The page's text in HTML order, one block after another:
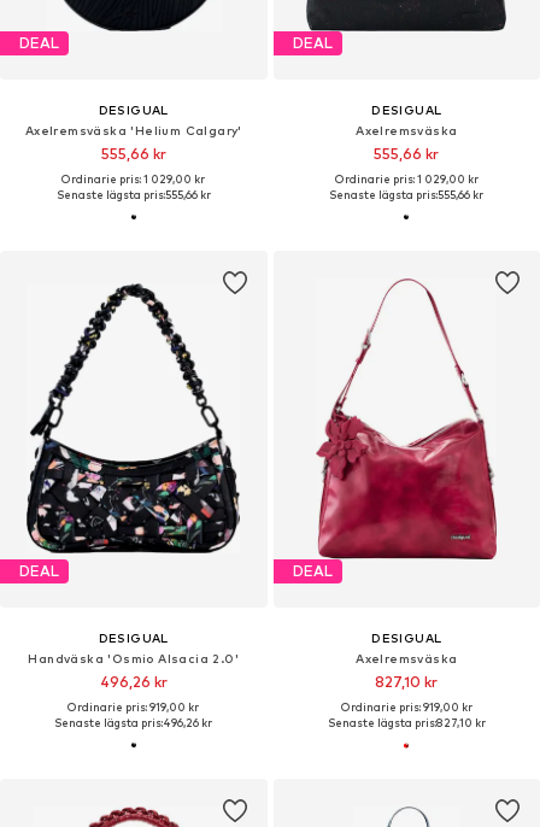
DEAL
DESIGUAL
Axelremsväska 'Helium Calgary'
555,66 kr
Ordinarie pris: 1 029,00 kr
Senaste lägsta pris:555,66 kr
DEAL
DESIGUAL
Axelremsväska
555,66 kr
Ordinarie pris: 1 029,00 kr
Senaste lägsta pris:555,66 kr
DEAL
DESIGUAL
Handväska 'Osmio Alsacia 2.0'
496,26 kr
Ordinarie pris: 919,00 kr
Senaste lägsta pris:496,26 kr
DEAL
DESIGUAL
Axelremsväska
827,10 kr
Ordinarie pris: 919,00 kr
Senaste lägsta pris:827,10 kr